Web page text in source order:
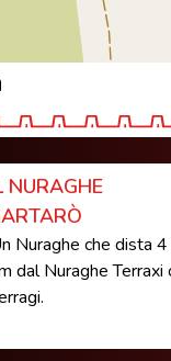
NURAGHE
Nuraghe che dista 4
dal Nuraghe Terraxi